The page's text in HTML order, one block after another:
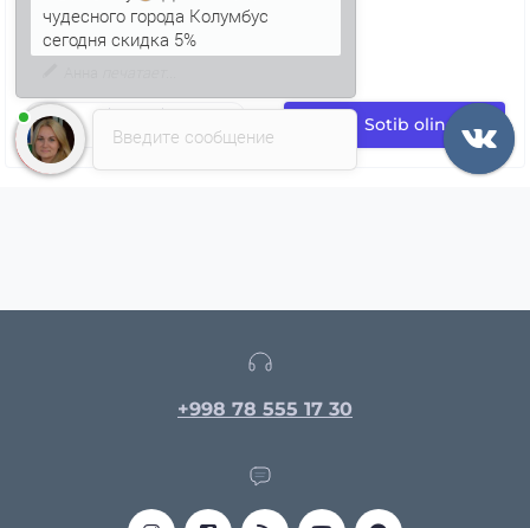
Sotib oling
+998 78 555 17 30
Введите сообщение
Я Вас вижу
Для жителей
чудесного города Колумбус
сегодня скидка 5%